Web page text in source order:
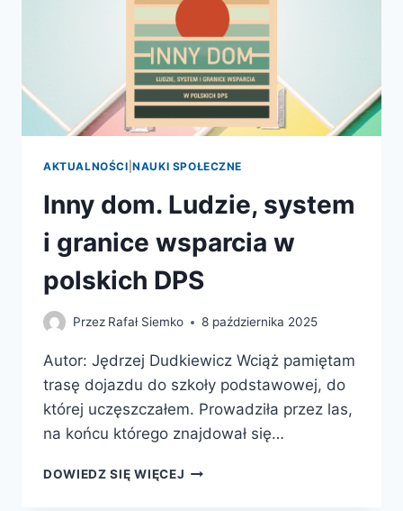
AKTUALNOŚCI |NAUKI SPOŁECZNE
Inny dom. Ludzie, system
i granice wsparcia w
polskich DPS
Przez Rafał Siemko 8 października 2025
Autor: Jędrzej Dudkiewicz Wciąż pamiętam
trasę dojazdu do szkoły podstawowej, do
której uczęszczałem. Prowadziła przez las,
na końcu którego znajdował się…
DOWIEDZ SIĘ WIĘCEJ INNY